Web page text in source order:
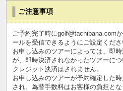
ご注意事項
ご予約完了時にgolf@tachibana.com
ールを受信できるようにご設定くださ
お申し込みのツアーによっては、即
が、即時決済されなかったツアーに
クレジット決済はされません。
お申し込みのツアーが予約確定した
され、為替手数料はお客様の負担とな